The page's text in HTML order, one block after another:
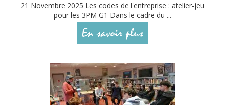
21 Novembre 2025 Les codes de l'entreprise : atelier-jeu
pour les 3PM G1 Dans le cadre du ...
En savoir plus